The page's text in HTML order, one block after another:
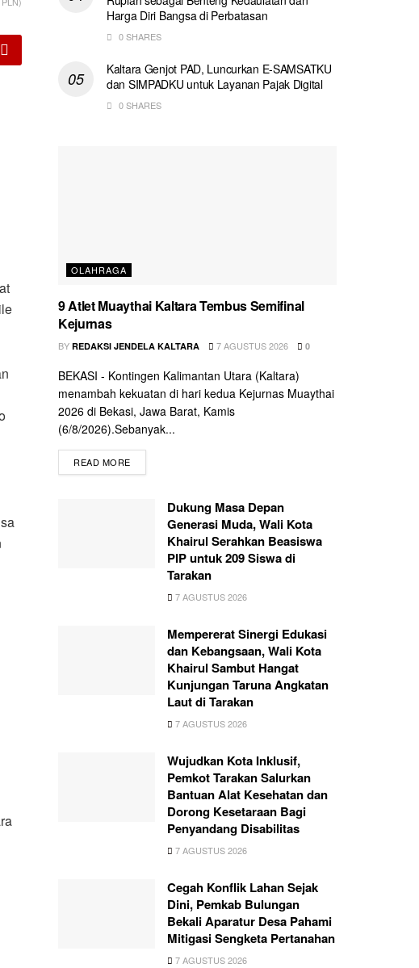
Harga Diri Bangsa di Perbatasan
0 SHARES
Kaltara Genjot PAD, Luncurkan E-SAMSATKU
dan SIMPADKU untuk Layanan Pajak Digital
0 SHARES
OLAHRAGA
9 Atlet Muaythai Kaltara Tembus Semifinal
Kejurnas
BY REDAKSI JENDELA KALTARA 7 AGUSTUS 2026 0
BEKASI - Kontingen Kalimantan Utara (Kaltara)
menambah kekuatan di hari kedua Kejurnas Muaythai
2026 di Bekasi, Jawa Barat, Kamis
(6/8/2026).Sebanyak...
READ MORE
Dukung Masa Depan
Generasi Muda, Wali Kota
Khairul Serahkan Beasiswa
PIP untuk 209 Siswa di
Tarakan
7 AGUSTUS 2026
Mempererat Sinergi Edukasi
dan Kebangsaan, Wali Kota
Khairul Sambut Hangat
Kunjungan Taruna Angkatan
Laut di Tarakan
7 AGUSTUS 2026
Wujudkan Kota Inklusif,
Pemkot Tarakan Salurkan
Bantuan Alat Kesehatan dan
Dorong Kesetaraan Bagi
Penyandang Disabilitas
7 AGUSTUS 2026
Cegah Konflik Lahan Sejak
Dini, Pemkab Bulungan
Bekali Aparatur Desa Pahami
Mitigasi Sengketa Pertanahan
7 AGUSTUS 2026